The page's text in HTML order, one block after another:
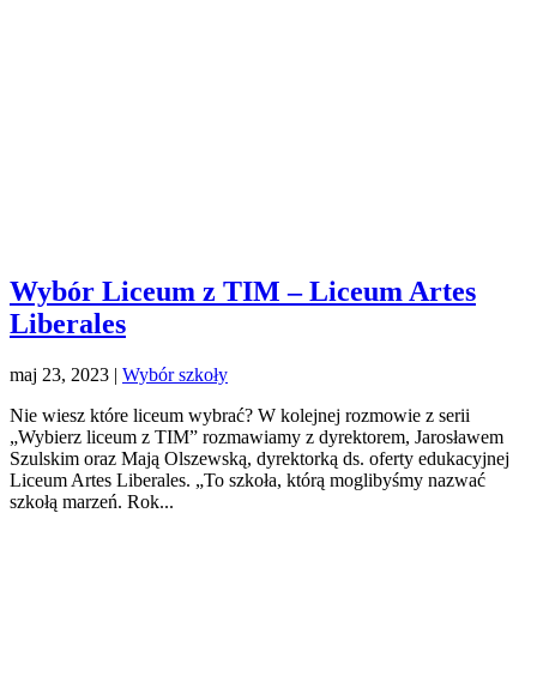
Wybór Liceum z TIM – Liceum Artes
Liberales
maj 23, 2023 | Wybór szkoły
Nie wiesz które liceum wybrać? W kolejnej rozmowie z serii
„Wybierz liceum z TIM” rozmawiamy z dyrektorem, Jarosławem
Szulskim oraz Mają Olszewską, dyrektorką ds. oferty edukacyjnej
Liceum Artes Liberales. „To szkoła, którą moglibyśmy nazwać
szkołą marzeń. Rok...